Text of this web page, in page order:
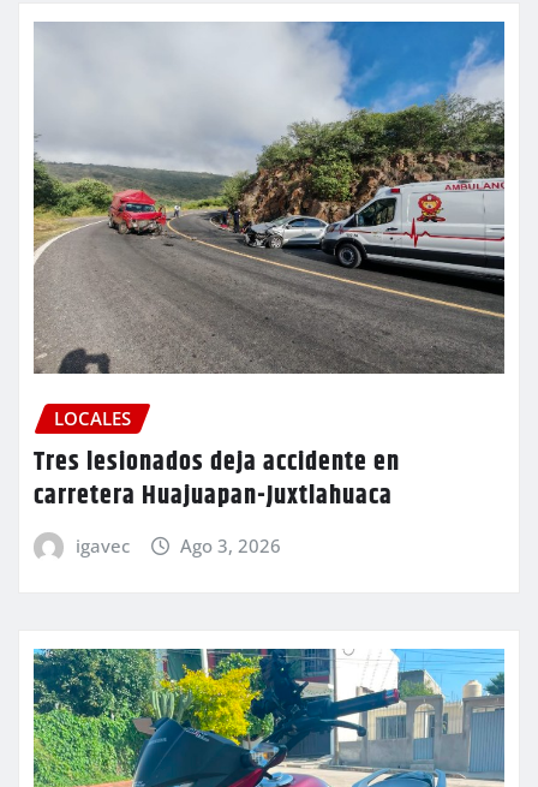
LOCALES
Tres lesionados deja accidente en
carretera Huajuapan-Juxtlahuaca
igavec Ago 3, 2026